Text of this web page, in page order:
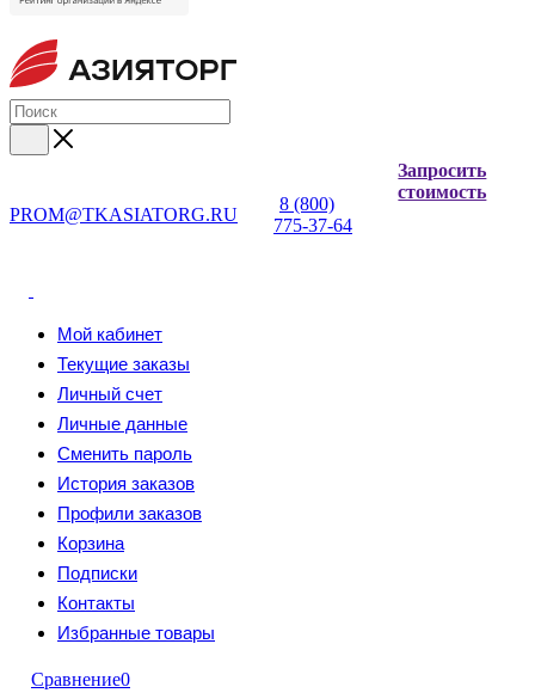
PROM@TKASIATORG.RU
8 (800)
775-37-64
Запросить
стоимость
Мой кабинет
Текущие заказы
Личный счет
Личные данные
Сменить пароль
История заказов
Профили заказов
Корзина
Подписки
Контакты
Избранные товары
Сравнение0